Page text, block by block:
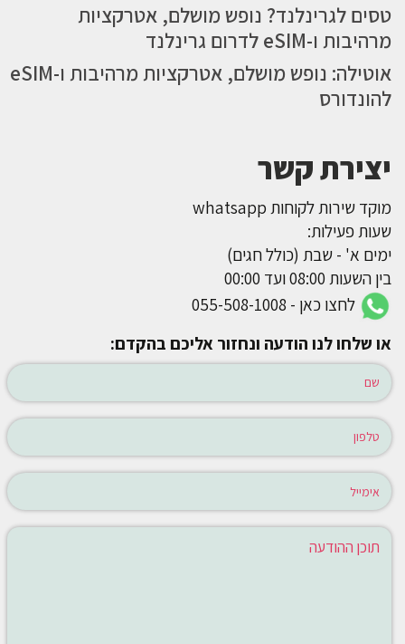
טסים לגרינלנד? נופש מושלם, אטרקציות
מרהיבות ו-eSIM לדרום גרינלנד
אוטילה: נופש מושלם, אטרקציות מרהיבות ו-eSIM
להונדורס
יצירת קשר
מוקד שירות לקוחות whatsapp
שעות פעילות:
ימים א' - שבת (כולל חגים)
בין השעות 08:00 ועד 00:00
לחצו כאן - 055-508-1008
או שלחו לנו הודעה ונחזור אליכם בהקדם: